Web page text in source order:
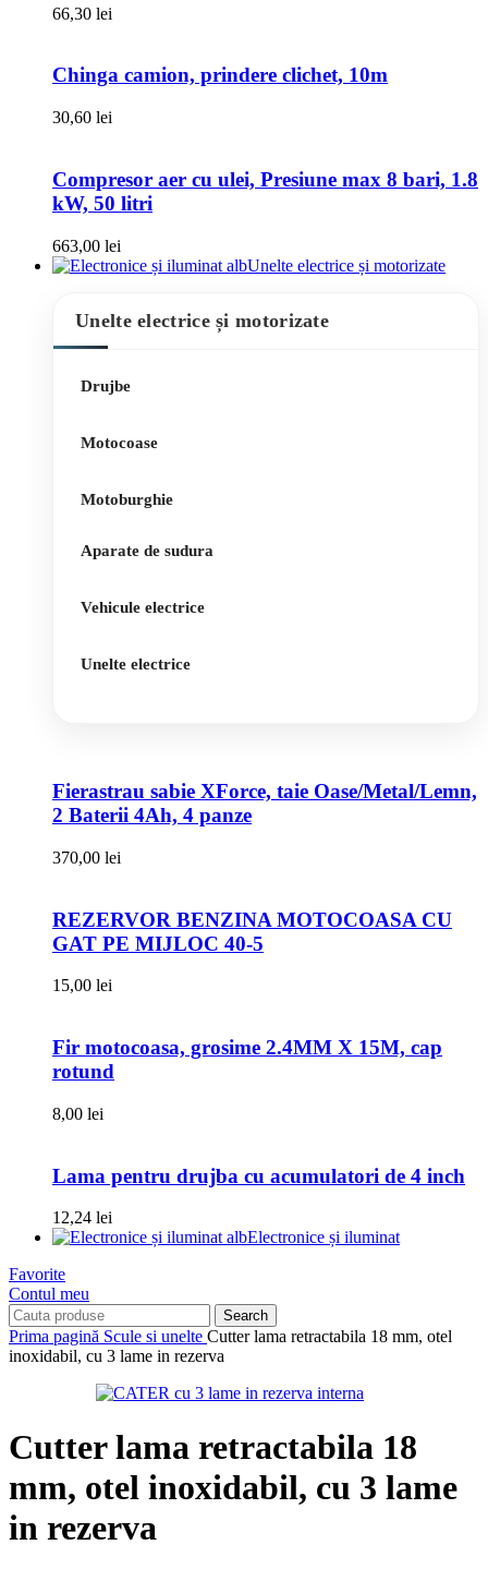
66,30 lei
Chinga camion, prindere clichet, 10m
30,60 lei
Compresor aer cu ulei, Presiune max 8 bari, 1.8
kW, 50 litri
663,00 lei
Unelte electrice și motorizate
Unelte electrice și motorizate
Drujbe
Motocoase
Motoburghie
Aparate de sudura
Vehicule electrice
Unelte electrice
Fierastrau sabie XForce, taie Oase/Metal/Lemn,
2 Baterii 4Ah, 4 panze
370,00 lei
REZERVOR BENZINA MOTOCOASA CU
GAT PE MIJLOC 40-5
15,00 lei
Fir motocoasa, grosime 2.4MM X 15M, cap
rotund
8,00 lei
Lama pentru drujba cu acumulatori de 4 inch
12,24 lei
Electronice și iluminat
Favorite
Contul meu
Search
Prima pagină Scule si unelte Cutter lama retractabila 18 mm, otel
inoxidabil, cu 3 lame in rezerva
Cutter lama retractabila 18
mm, otel inoxidabil, cu 3 lame
in rezerva